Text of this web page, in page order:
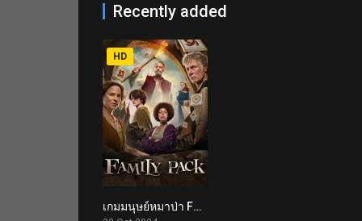
Recently added
5.1
HD
เกมมนุษย์หมาป่า Family Pack (2024)